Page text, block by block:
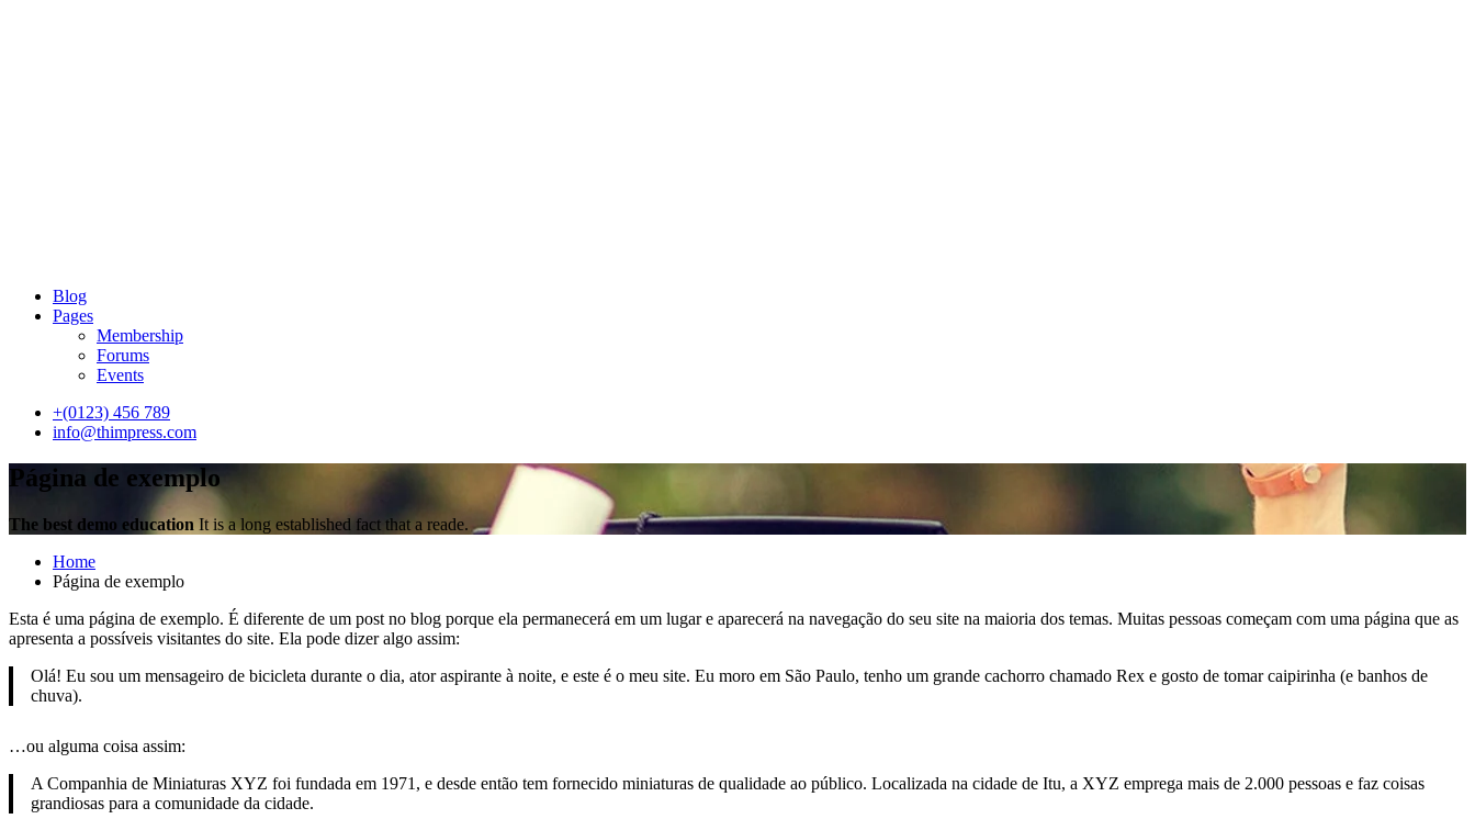
Blog
Pages
Membership
Forums
Events
+(0123) 456 789
info@thimpress.com
Página de exemplo
The best demo education It is a long established fact that a reade.
Home
Página de exemplo
Esta é uma página de exemplo. É diferente de um post no blog porque ela permanecerá em um lugar e aparecerá na navegação do seu site na maioria dos temas. Muitas pessoas começam com uma página que as
apresenta a possíveis visitantes do site. Ela pode dizer algo assim:
Olá! Eu sou um mensageiro de bicicleta durante o dia, ator aspirante à noite, e este é o meu site. Eu moro em São Paulo, tenho um grande cachorro chamado Rex e gosto de tomar caipirinha (e banhos de
chuva).
…ou alguma coisa assim:
A Companhia de Miniaturas XYZ foi fundada em 1971, e desde então tem fornecido miniaturas de qualidade ao público. Localizada na cidade de Itu, a XYZ emprega mais de 2.000 pessoas e faz coisas
grandiosas para a comunidade da cidade.